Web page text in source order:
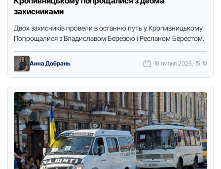
захисниками
Двох захисників провели в останню путь у Кропивницькому.
Попрощалися з Владиславом Березою і Ресланом Берестом.
Анна Добрань 16 липня 2026, 15:10